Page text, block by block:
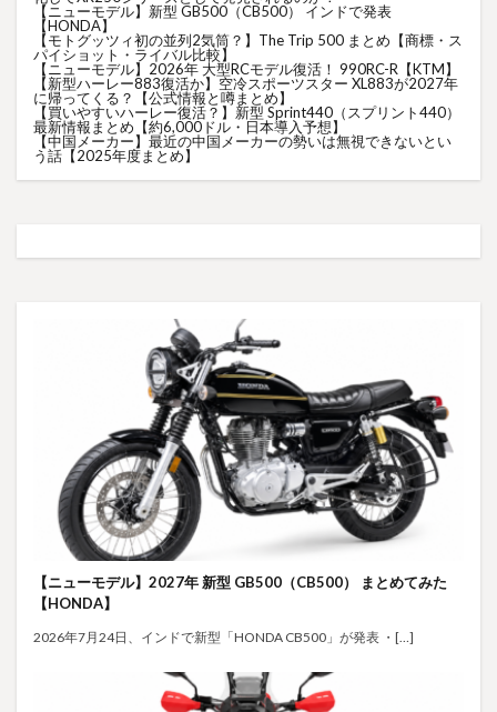
【ニューモデル】新型 GB500（CB500） インドで発表
【HONDA】
【モトグッツィ初の並列2気筒？】The Trip 500 まとめ【商標・ス
パイショット・ライバル比較】
【ニューモデル】2026年 大型RCモデル復活！ 990RC-R【KTM】
【新型ハーレー883復活か】空冷スポーツスター XL883が2027年
に帰ってくる？【公式情報と噂まとめ】
【買いやすいハーレー復活？】新型 Sprint440（スプリント440）
最新情報まとめ【約6,000ドル・日本導入予想】
【中国メーカー】最近の中国メーカーの勢いは無視できないとい
う話【2025年度まとめ】
【ニューモデル】2027年 新型 GB500（CB500） まとめてみた
【HONDA】
2026年7月24日、インドで新型「HONDA CB500」が発表 ・[…]